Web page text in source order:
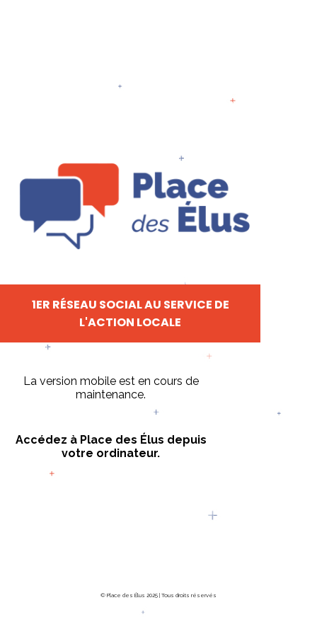
1ER RÉSEAU SOCIAL AU SERVICE DE
L'ACTION LOCALE
La version mobile est en cours de
maintenance.
Accédez à Place des Élus depuis
votre ordinateur.
© Place des Élus 2025 | Tous droits réservés